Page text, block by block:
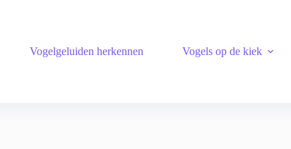
Vogelgeluiden herkennen Vogels op de kiek